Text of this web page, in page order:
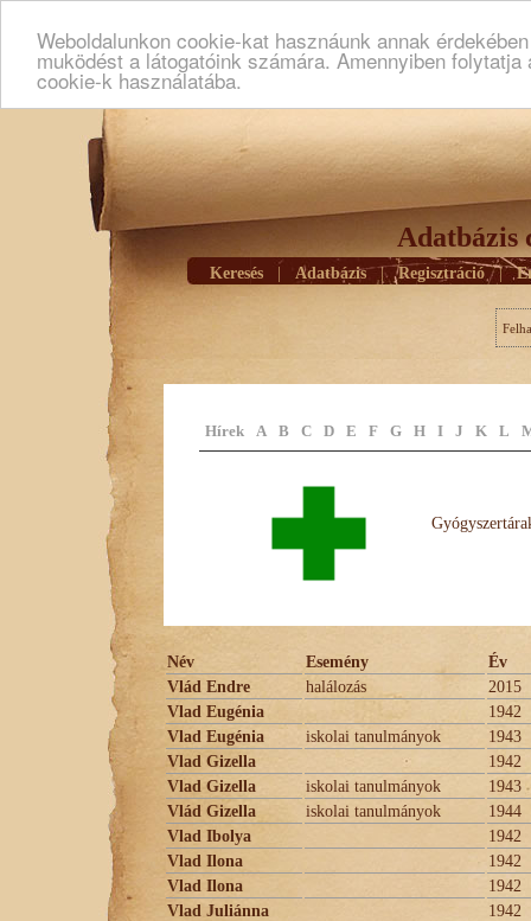
Weboldalunkon cookie-kat hasznáunk annak
muködést a látogatóink számára. Amennyiben
cookie-k használatába.
Adatbázis
Keresés Adatbázis | Regisztráció |
Hírek A B C D E F G H I J K L
Név Esemény
Év
Vlád Endre
halálozás
2015
Vlad Eugénia
1942
Vlad Eugénia
iskolai tanulmányok
1943
Vlad Gizella
1942
Vlad Gizella
iskolai tanulmányok
1943
Vlád Gizella
iskolai tanulmányok
1944
Vlad Ibolya
1942
Vlad Ilona
1942
Vlad Ilona
1942
Vlad Juliánna
1942